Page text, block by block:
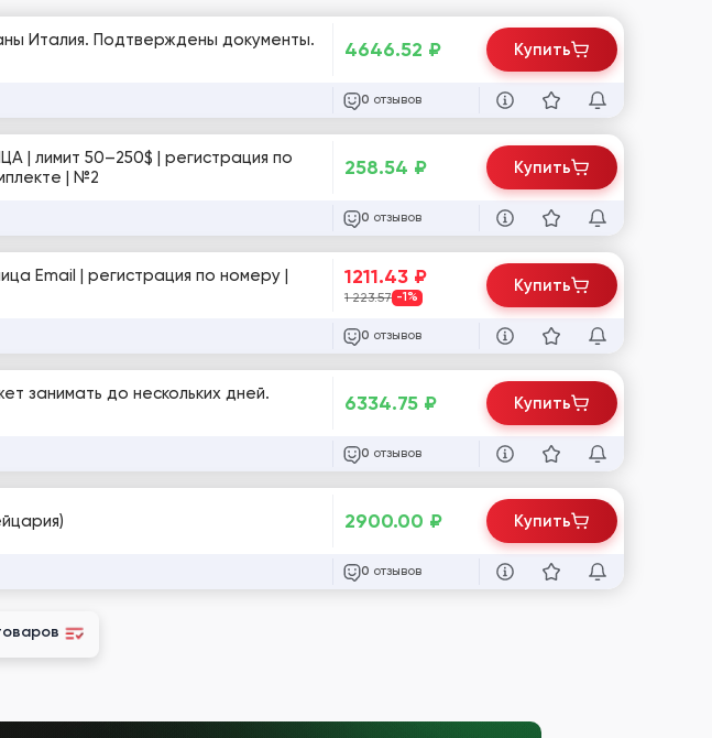
Италия. Подтверждены документы.
4646.52 ₽
0 отзывов
Купить
| лимит 50–250$ | регистрация по
| №2
258.54 ₽
0 отзывов
Купить
Email | регистрация по номеру |
1211.43 ₽
1 223.57 -1%
0 отзывов
Купить
занимать до нескольких дней.
6334.75 ₽
0 отзывов
Купить
2900.00 ₽
0 отзывов
Купить